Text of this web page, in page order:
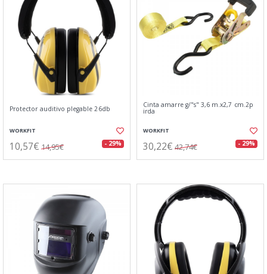
Protector auditivo plegable 26db
WORKFIT
10,57€ 14,95€ - 29%
Cinta amarre g/"s" 3,6 m.x2,7 cm.2p
irda
WORKFIT
30,22€ 42,74€ - 29%